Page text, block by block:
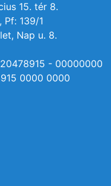
15. tér 8.
Pf: 139/1
Nap u. 8.
- 00000000
0000 0000